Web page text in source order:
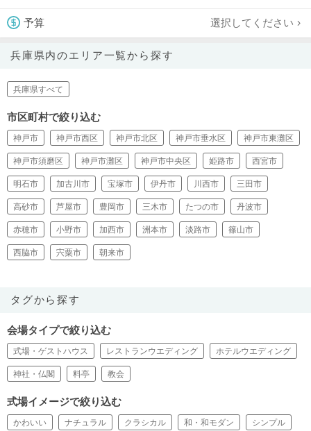
予算 選択してください
兵庫県内のエリア一覧から探す
兵庫県すべて
市区町村で絞り込む
神戸市 神戸市西区 神戸市北区 神戸市垂水区 神戸市東灘区
神戸市須磨区 神戸市灘区 神戸市中央区 姫路市 西宮市
明石市 加古川市 宝塚市 伊丹市 川西市 三田市
高砂市 芦屋市 豊岡市 三木市 たつの市 丹波市
赤穂市 小野市 加西市 洲本市 淡路市 篠山市
西脇市 宍粟市 朝来市
タグから探す
会場タイプで絞り込む
式場・ゲストハウス レストランウエディング ホテルウエディング
神社・仏閣 料亭 教会
式場イメージで絞り込む
かわいい ナチュラル クラシカル 和・和モダン シンプル